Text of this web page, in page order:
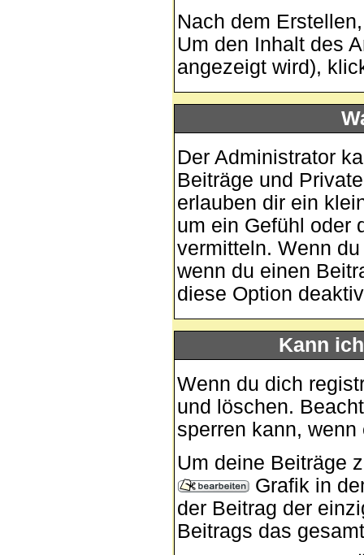
Nach dem
Um den Inhalt des
angezeigt wird),
Der Administrator
Beiträge und
erlauben dir ein
um ein Gefühl oder
vermitteln. Wenn
wenn du einen
diese Option
Kann
Wenn du dich
und löschen.
sperren kann,
Um deine Beiträge
Grafik in
der Beitrag der
Beitrags das